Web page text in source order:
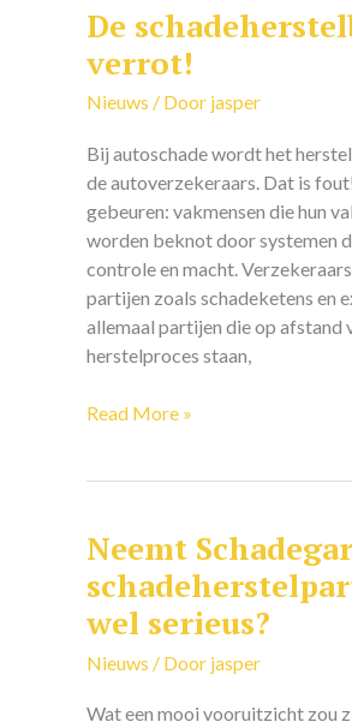
De
verrot!
Nieuws / Door jasper
Bij autoschade wordt het
de autoverzekeraars. Dat is
gebeuren: vakmensen die hun
worden beknot door systemen
controle en macht.
partijen zoals schadeketens en
allemaal partijen die op afstand
herstelproces staan,
De
schadeherstelbranche
is
verrot!
Read More »
Neemt
wel serieus?
Nieuws / Door jasper
Wat een mooi vooruitzicht zou
Neemt
Schadegarant
schadeherstelpartners
nog
wel